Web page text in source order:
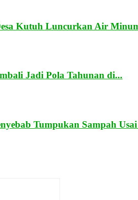
Kutuh Luncurkan Air
Jadi Pola Tahunan di...
Tumpukan Sampah